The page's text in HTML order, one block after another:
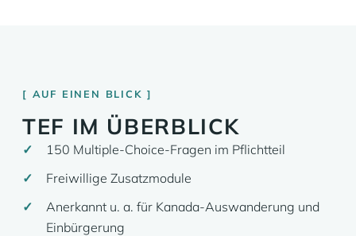
AUF EINEN BLICK
TEF IM ÜBERBLICK
150 Multiple-Choice-Fragen im Pflichtteil
Freiwillige Zusatzmodule
Anerkannt u. a. für Kanada-Auswanderung und
Einbürgerung